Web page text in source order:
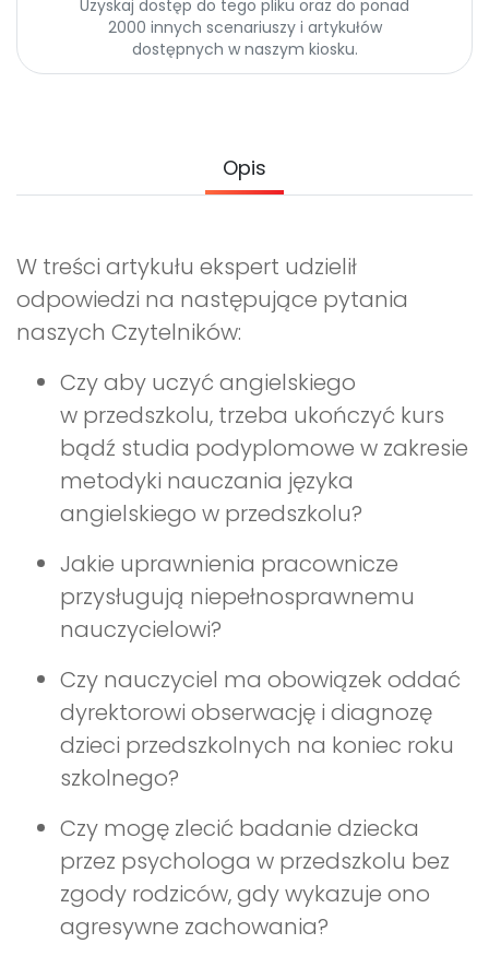
Pomoc
Promocje
Uzyskaj dostęp do tego pliku oraz do ponad
2000 innych scenariuszy i artykułów
dostępnych w naszym kiosku.
Opis
W treści artykułu ekspert udzielił
odpowiedzi na następujące pytania
naszych Czytelników:
Czy aby uczyć angielskiego
w przedszkolu, trzeba ukończyć kurs
bądź studia podyplomowe w zakresie
metodyki nauczania języka
angielskiego w przedszkolu?
Jakie uprawnienia pracownicze
przysługują niepełnosprawnemu
nauczycielowi?
Czy nauczyciel ma obowiązek oddać
dyrektorowi obserwację i diagnozę
dzieci przedszkolnych na koniec roku
szkolnego?
Czy mogę zlecić badanie dziecka
przez psychologa w przedszkolu bez
zgody rodziców, gdy wykazuje ono
agresywne zachowania?